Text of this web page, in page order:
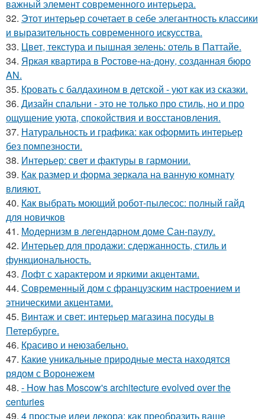
важный элемент современного интерьера.
32. Этот интерьер сочетает в себе элегантность классики
и выразительность современного искусства.
33. Цвет, текстура и пышная зелень: отель в Паттайе.
34. Яркая квартира в Ростове-на-дону, созданная бюро
AN.
35. Кровать с балдахином в детской - уют как из сказки.
36. Дизайн спальни - это не только про стиль, но и про
ощущение уюта, спокойствия и восстановления.
37. Натуральность и графика: как оформить интерьер
без помпезности.
38. Интерьер: свет и фактуры в гармонии.
39. Как размер и форма зеркала на ванную комнату
влияют.
40. Как выбрать моющий робот-пылесос: полный гайд
для новичков
41. Модернизм в легендарном доме Сан-паулу.
42. Интерьер для продажи: сдержанность, стиль и
функциональность.
43. Лофт с характером и яркими акцентами.
44. Современный дом с французским настроением и
этническими акцентами.
45. Винтаж и свет: интерьер магазина посуды в
Петербурге.
46. Красиво и неюзабельно.
47. Какие уникальные природные места находятся
рядом с Воронежем
48. - How has Moscow's architecture evolved over the
centuries
49. 4 простые идеи декора: как преобразить ваше